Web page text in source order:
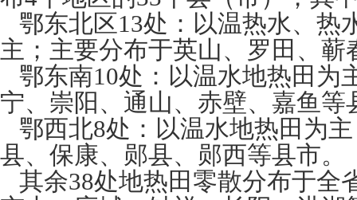
鄂东北区13处：以温热水、热
主；主要分布于英山、罗田、蕲
鄂东南10处：以温水地热田为
宁、崇阳、通山、赤壁、嘉鱼等
鄂西北8处：以温水地热田为
县、保康、郧县、郧西等县市。
其余38处地热田零散分布于全